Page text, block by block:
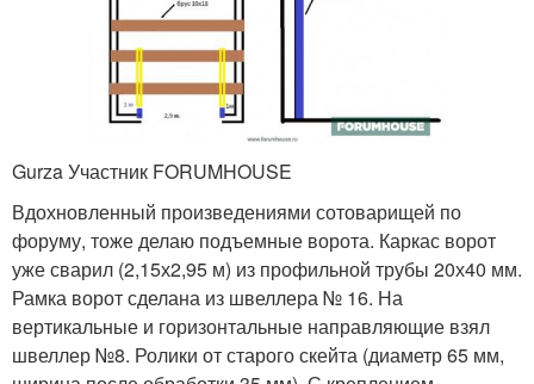
Gurza Участник FORUMHOUSE
Вдохновленный произведениями сотоварищей по
форуму, тоже делаю подъемные ворота. Каркас ворот
уже сварил (2,15х2,95 м) из профильной трубы 20х40 мм.
Рамка ворот сделана из швеллера № 16. На
вертикальные и горизонтальные направляющие взял
швеллер №8. Ролики от старого скейта (диаметр 65 мм,